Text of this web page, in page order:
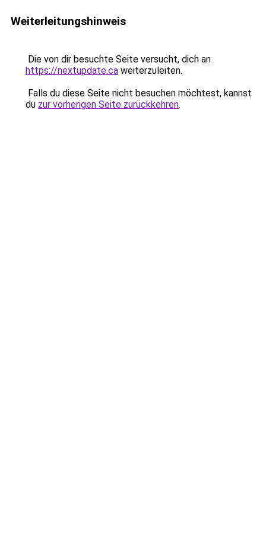
Weiterleitungshinweis
Die von dir besuchte Seite versucht, dich an
https://nextupdate.ca weiterzuleiten.
Falls du diese Seite nicht besuchen möchtest, kannst
du zur vorherigen Seite zurückkehren.